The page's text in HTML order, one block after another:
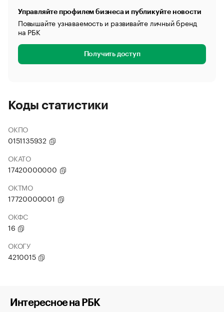
Управляйте профилем бизнеса и публикуйте новости
Повышайте узнаваемость и развивайте личный бренд
на РБК
Получить доступ
Коды статистики
ОКПО
0151135932
ОКАТО
17420000000
ОКТМО
17720000001
ОКФС
16
ОКОГУ
4210015
Интересное на РБК